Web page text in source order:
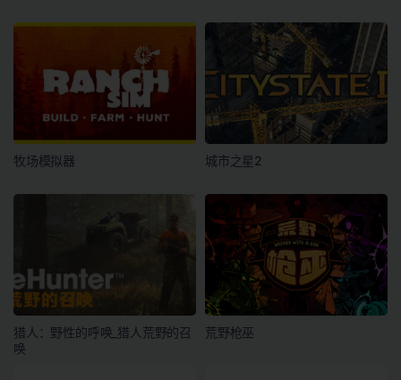
牧场模拟器 城市之星2
猎人：野性的呼唤_猎人荒野的召
唤
荒野枪巫